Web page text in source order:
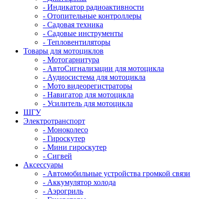
- Индикатор радиоактивности
- Отопительные контроллеры
- Садовая техника
- Садовые инструменты
- Тепловентиляторы
Товары для мотоциклов
- Mотогарнитура
- АвтоСигнализации для мотоцикла
- Аудиосистема для мотоцикла
- Мото видеорегистраторы
- Навигатор для мотоцикла
- Усилитель для мотоцикла
ШГУ
Электротранспорт
- Mоноколесо
- Гироскутер
- Мини гироскутер
- Сигвей
Аксессуары
- Автомобильные устройства громкой связи
- Аккумулятор холода
- Аэрогриль